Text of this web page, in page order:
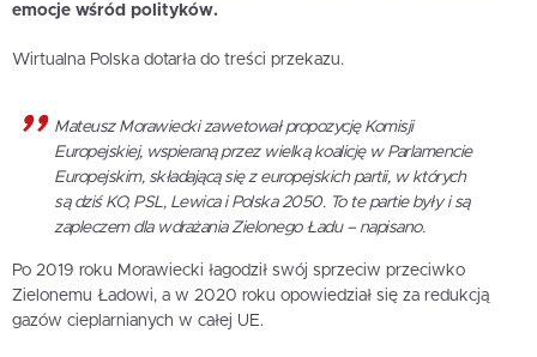
emocje wśród polityków.
Wirtualna Polska dotarła do treści przekazu.
Mateusz Morawiecki zawetował propozycję Komisji
Europejskiej, wspieraną przez wielką koalicję w Parlamencie
Europejskim, składającą się z europejskich partii, w których
są dziś KO, PSL, Lewica i Polska 2050. To te partie były i są
zapleczem dla wdrażania Zielonego Ładu – napisano.
Po 2019 roku Morawiecki łagodził swój sprzeciw przeciwko
Zielonemu Ładowi, a w 2020 roku opowiedział się za redukcją
gazów cieplarnianych w całej UE.